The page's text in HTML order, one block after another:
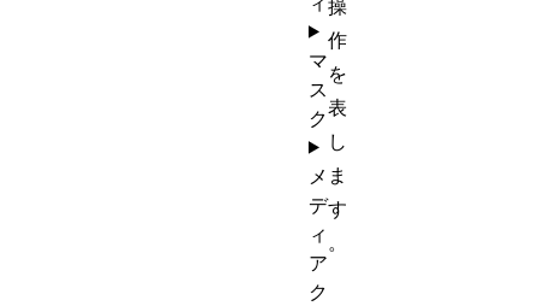
操
作
を
表
し
ま
す
。
マ
ス
ク
メ
デ
ィ
ア
ク